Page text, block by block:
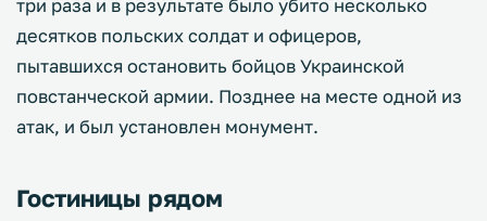
три раза и в результате было убито несколько
десятков польских солдат и офицеров,
пытавшихся остановить бойцов Украинской
повстанческой армии. Позднее на месте одной из
атак, и был установлен монумент.
Гостиницы рядом